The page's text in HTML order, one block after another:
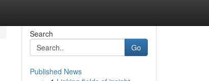
Search
Go
Published News